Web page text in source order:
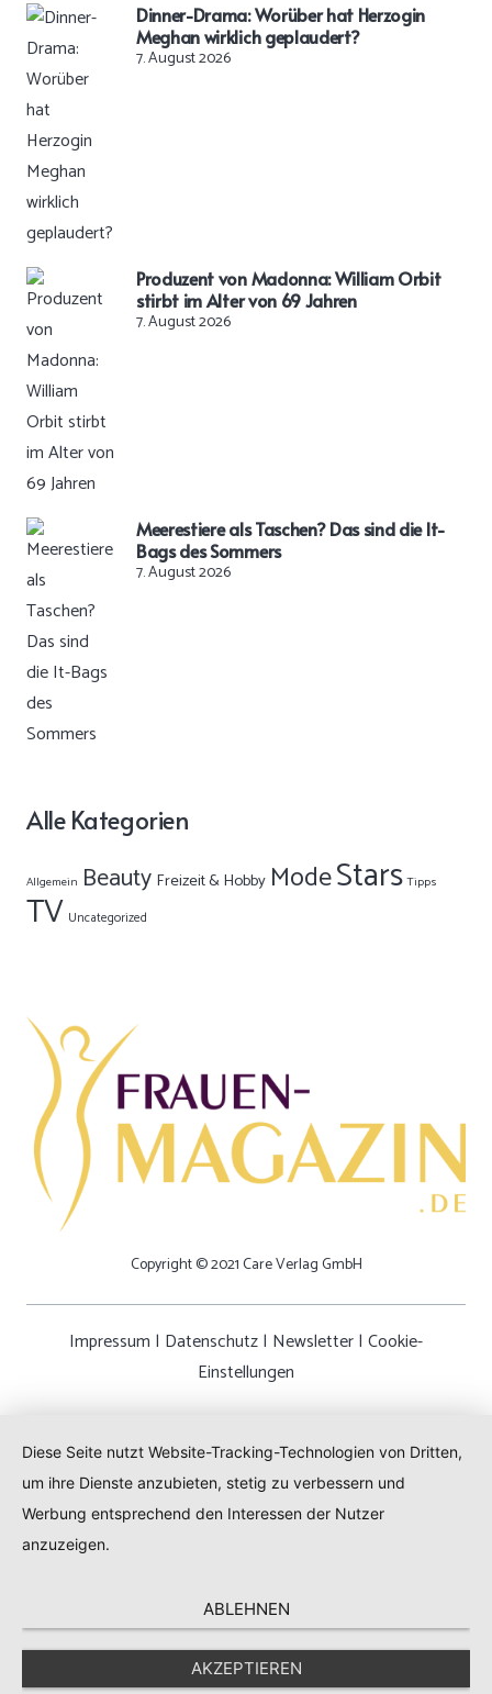
Dinner-Drama: Worüber hat Herzogin
Meghan wirklich geplaudert?
7. August 2026
Produzent von Madonna: William Orbit
stirbt im Alter von 69 Jahren
7. August 2026
Meerestiere als Taschen? Das sind die It-
Bags des Sommers
7. August 2026
Alle Kategorien
Allgemein Beauty Freizeit & Hobby ModeStars Tipps
TV Uncategorized
Copyright © 2021 Care Verlag GmbH
Impressum | Datenschutz| Newsletter| Cookie-
Einstellungen
Diese Seite nutzt Website-Tracking-Technologien von Dritten,
um ihre Dienste anzubieten, stetig zu verbessern und
Werbung entsprechend den Interessen der Nutzer
anzuzeigen.
ABLEHNEN
AKZEPTIEREN